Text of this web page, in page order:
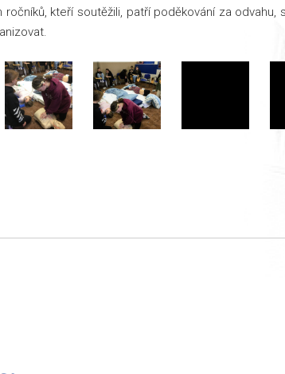
kteří soutěžili, patří poděkování za odvahu,